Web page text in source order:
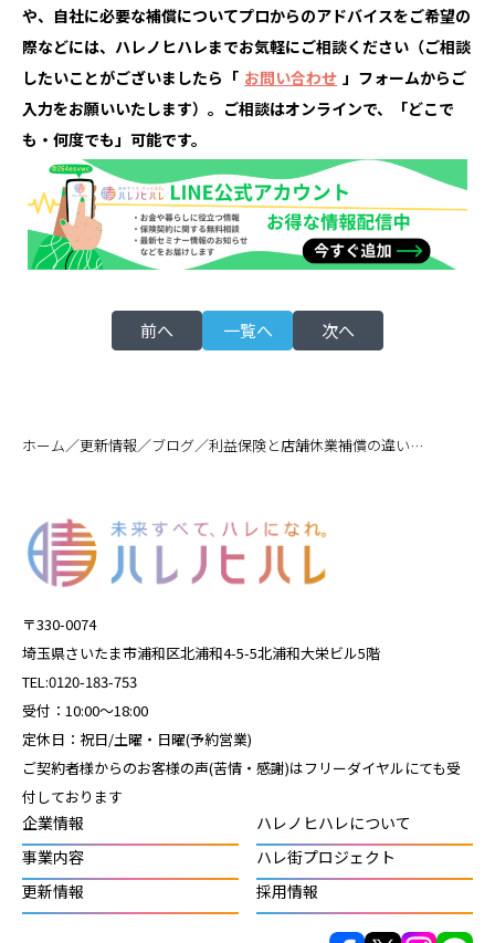
や、自社に必要な補償についてプロからのアドバイスをご希望の
際などには、ハレノヒハレまでお気軽にご相談ください（ご相談
したいことがございましたら「 お問い合わせ 」フォームからご
入力をお願いいたします）。ご相談はオンラインで、「どこで
も・何度でも」可能です。
前へ 一覧へ 次へ
ホーム／更新情報／ブログ／ 利益保険と店舗休業補償の違いは？加入のメリットと注意点をわかりやすく解説
〒330-0074
埼玉県さいたま市浦和区北浦和4-5-5北浦和大栄ビル5階
TEL:0120-183-753
受付：10:00～18:00
定休日：祝日/土曜・日曜(予約営業)
ご契約者様からのお客様の声(苦情・感謝)はフリーダイヤルにても受
付しております
企業情報
ハレノヒハレについて
事業内容
ハレ街プロジェクト
更新情報
採用情報